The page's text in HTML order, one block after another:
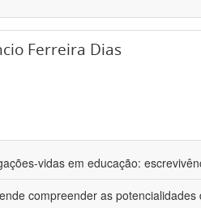
Ferreira Dias
vidas em educação:
compreender as